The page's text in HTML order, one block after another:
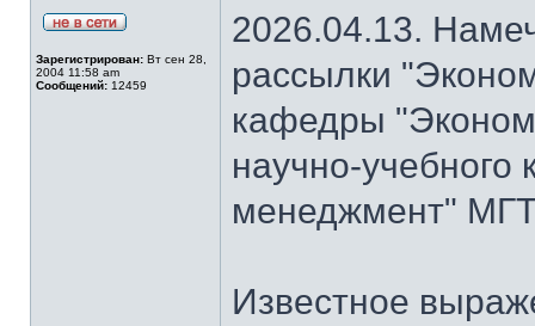
Зарегистрирован: Вт сен 28,
2004 11:58 am
Сообщений: 12459
2026.04.13.
рассылки
кафедры
научно-
менеджмент"
Известное